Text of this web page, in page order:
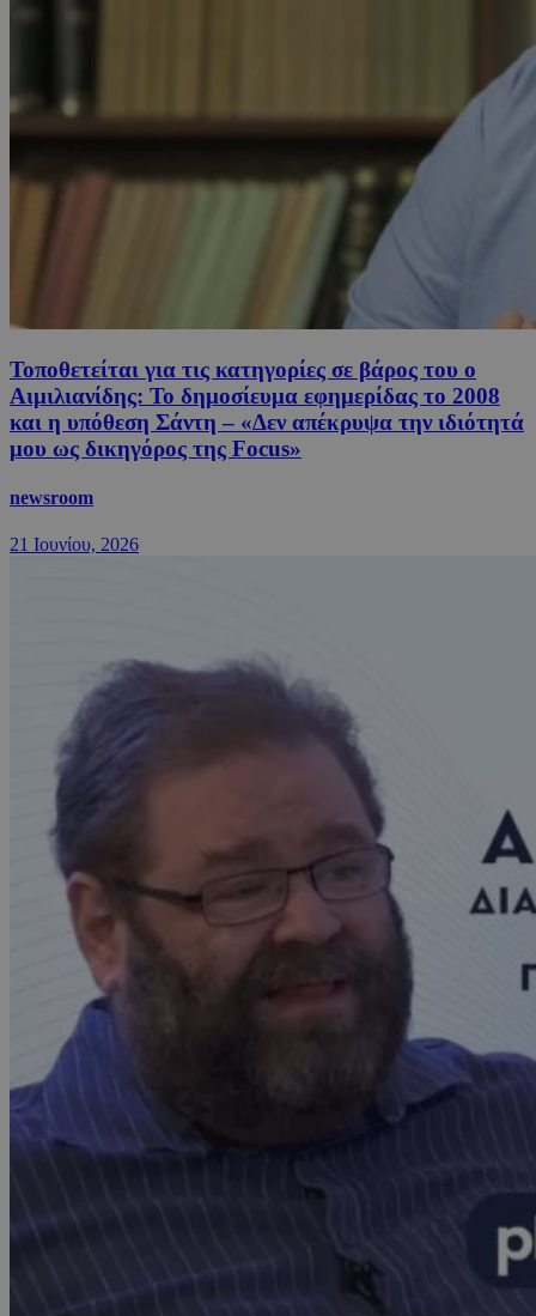
Τοποθετείται για τις κατηγορίες σε βάρος του ο
Αιμιλιανίδης: Το δημοσίευμα εφημερίδας το 2008
και η υπόθεση Σάντη – «Δεν απέκρυψα την ιδιότητά
μου ως δικηγόρος της Focus»
newsroom
21 Ιουνίου, 2026